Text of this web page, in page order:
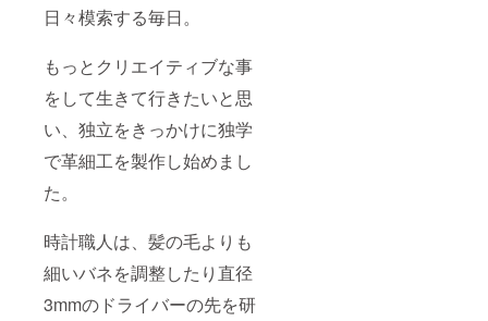
日々模索する毎日。
もっとクリエイティブな事
をして生きて行きたいと思
い、独立をきっかけに独学
で革細工を製作し始めまし
た。
時計職人は、髪の毛よりも
細いバネを調整したり直径
3mmのドライバーの先を研